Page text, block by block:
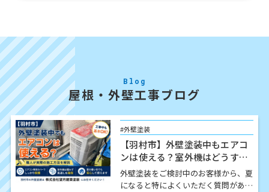
Blog
屋根・外壁工事ブログ
#外壁塗装
【羽村市】外壁塗装中もエアコ
ンは使える？室外機はどうす
る？職人が解説
外壁塗装をご検討中のお客様から、夏
になると特によくいただく質問があり